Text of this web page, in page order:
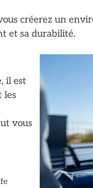
créerez un
et sa durabilité.
il est
les
vous